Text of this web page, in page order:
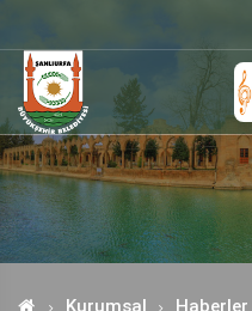
Kurumsal
Haberler